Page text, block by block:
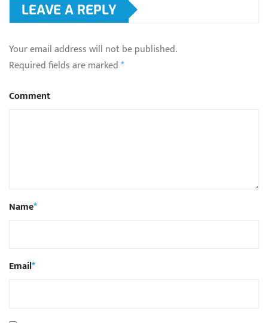
LEAVE A REPLY
Your email address will not be published.
Required fields are marked*
Comment
Name*
Email*